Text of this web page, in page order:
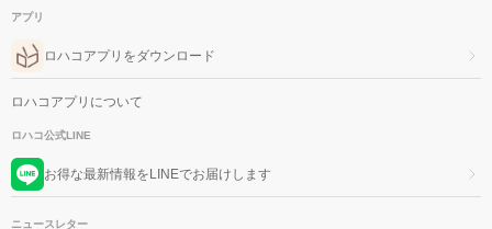
アプリ
ロハコアプリをダウンロード
ロハコアプリについて
ロハコ公式LINE
お得な最新情報をLINEでお届けします
ニュースレター